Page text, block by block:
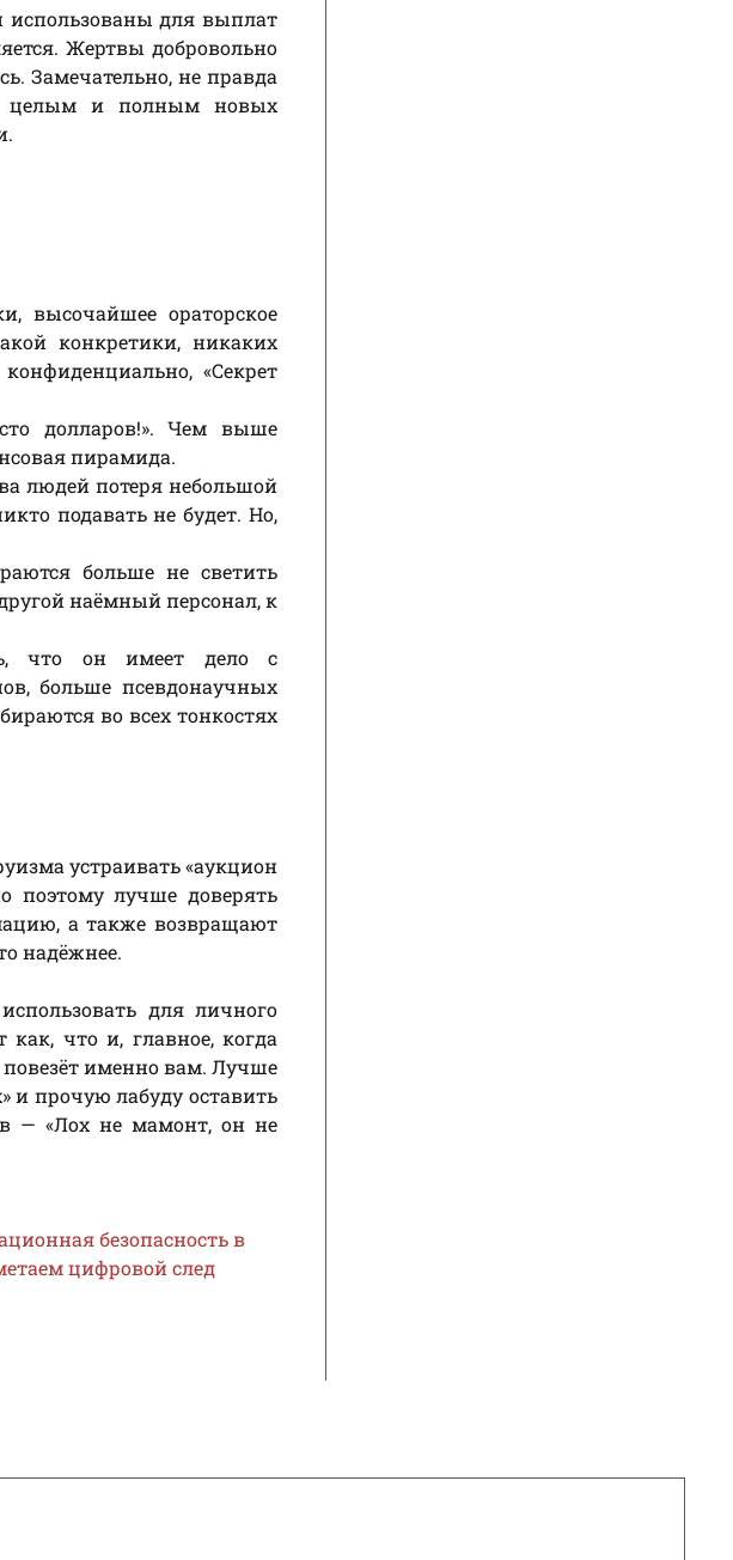
использованы для выплат
Жертвы добровольно
Замечательно, не правда
целым и полным новых
высочайшее ораторское
конкретики, никаких
«Секрет
долларов!». Чем выше
пирамида.
людей потеря небольшой
подавать не будет. Но,
больше не светить
наёмный персонал, к
что он имеет дело с
больше псевдонаучных
во всех тонкостях
устраивать «аукцион
поэтому лучше доверять
а также возвращают
надёжнее.
для личного
что и, главное, когда
повезёт именно вам. Лучше
и прочую лабуду оставить
— «Лох не мамонт, он не
безопасность в
цифровой след